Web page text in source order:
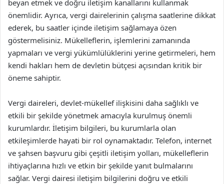
beyan etmek ve doğru iletişim kanallarını kullanmak
önemlidir. Ayrıca, vergi dairelerinin çalışma saatlerine dikkat
ederek, bu saatler içinde iletişim sağlamaya özen
göstermelisiniz. Mükelleflerin, işlemlerini zamanında
yapmaları ve vergi yükümlülüklerini yerine getirmeleri, hem
kendi hakları hem de devletin bütçesi açısından kritik bir
öneme sahiptir.
Vergi daireleri, devlet-mükellef ilişkisini daha sağlıklı ve
etkili bir şekilde yönetmek amacıyla kurulmuş önemli
kurumlardır. İletişim bilgileri, bu kurumlarla olan
etkileşimlerde hayati bir rol oynamaktadır. Telefon, internet
ve şahsen başvuru gibi çeşitli iletişim yolları, mükelleflerin
ihtiyaçlarına hızlı ve etkin bir şekilde yanıt bulmalarını
sağlar. Vergi dairesi iletişim bilgilerini doğru ve etkili